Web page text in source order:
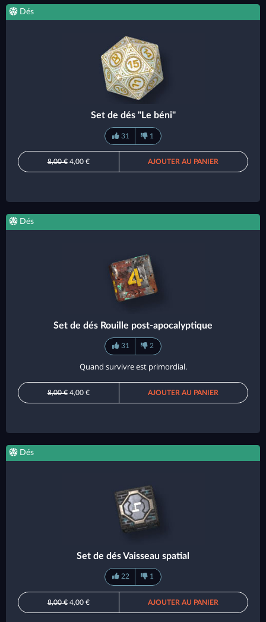
Dés
Set de dés "Le béni"
31 1
8,00 €4,00 € AJOUTER AU PANIER
Dés
Set de dés Rouille post-apocalyptique
31 2
Quand survivre est primordial.
8,00 €4,00 € AJOUTER AU PANIER
Dés
Set de dés Vaisseau spatial
22 1
8,00 €4,00 € AJOUTER AU PANIER